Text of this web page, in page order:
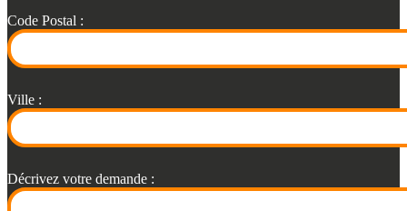
Code Postal :
Ville :
Décrivez votre demande :